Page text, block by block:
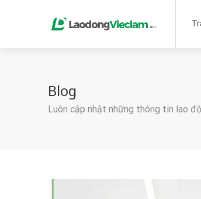
Blog
Luôn cập nhật những thông tin lao